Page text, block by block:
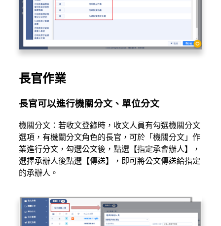
長官作業
長官可以進行機關分文、單位分文
機關分文：若收文登錄時，收文人員有勾選機關分文
選項，有機關分文角色的長官，可於「機關分文」作
業進行分文，勾選公文後，點選【指定承會辦人】，
選擇承辦人後點選【傳送】，即可將公文傳送給指定
的承辦人。